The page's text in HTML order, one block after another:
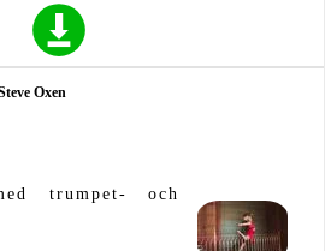
Oxen
trumpet- och